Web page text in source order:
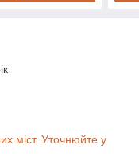
міст. Уточнюйте у